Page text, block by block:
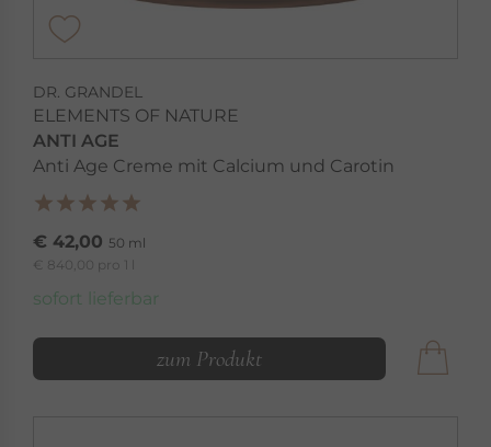
DR. GRANDEL
ELEMENTS OF NATURE
ANTI AGE
Anti Age Creme mit Calcium und Carotin
€ 42,00 50 ml
€ 840,00 pro 1 l
sofort lieferbar
zum Produkt